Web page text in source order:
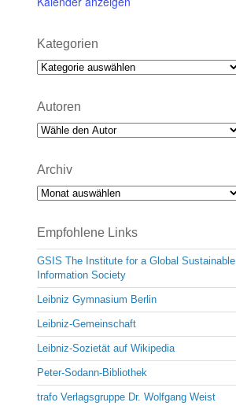
Kategorien
Kategorien
Autoren
Archiv
Archiv
Empfohlene Links
GSIS The Institute for a Global Sustainable
Information Society
Leibniz Gymnasium Berlin
Leibniz-Gemeinschaft
Leibniz-Sozietät auf Wikipedia
Peter-Sodann-Bibliothek
trafo Verlagsgruppe Dr. Wolfgang Weist